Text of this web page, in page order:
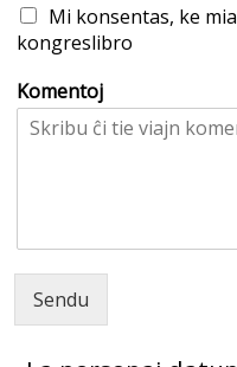
C
a
e
l
s
e
e
Mi konsentas, ke
kongreslibro
Komentoj
Sendu